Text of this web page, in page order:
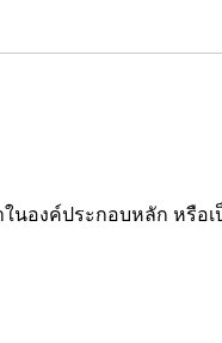
นองค์ประกอบหลัก หรือเ